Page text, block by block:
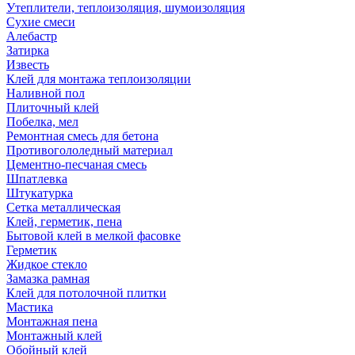
Утеплители, теплоизоляция, шумоизоляция
Сухие смеси
Алебастр
Затирка
Известь
Клей для монтажа теплоизоляции
Наливной пол
Плиточный клей
Побелка, мел
Ремонтная смесь для бетона
Противогололедный материал
Цементно-песчаная смесь
Шпатлевка
Штукатурка
Сетка металлическая
Клей, герметик, пена
Бытовой клей в мелкой фасовке
Герметик
Жидкое стекло
Замазка рамная
Клей для потолочной плитки
Мастика
Монтажная пена
Монтажный клей
Обойный клей